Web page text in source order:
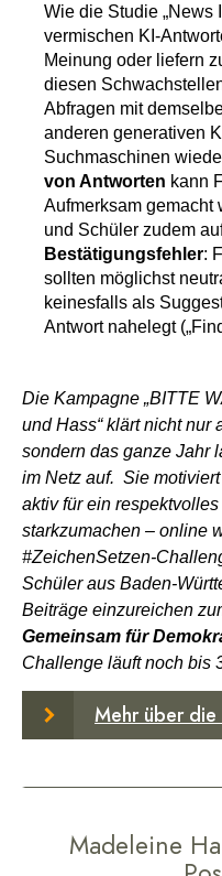
Wie die Studie „News
vermischen KI-
Meinung oder liefern
diesen
Abfragen mit
anderen generativen
Suchmaschinen
von Antworten kann
Aufmerksam gemacht
und Schüler zudem
Bestätigungsfehler:
sollten möglichst
keinesfalls als
Antwort nahelegt
Die Kampagne „BITTE
und Hass“ klärt nicht nur
sondern das ganze Jahr
im Netz auf. Sie
aktiv für ein
starkzumachen – online
#ZeichenSetzen-
Schüler aus Baden-
Beiträge einzureichen
Gemeinsam für
Challenge läuft noch bis
Mehr über
Madeleine